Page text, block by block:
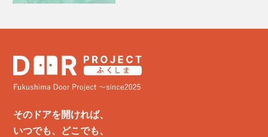
そのドアを開ければ、
いつでも、どこでも、